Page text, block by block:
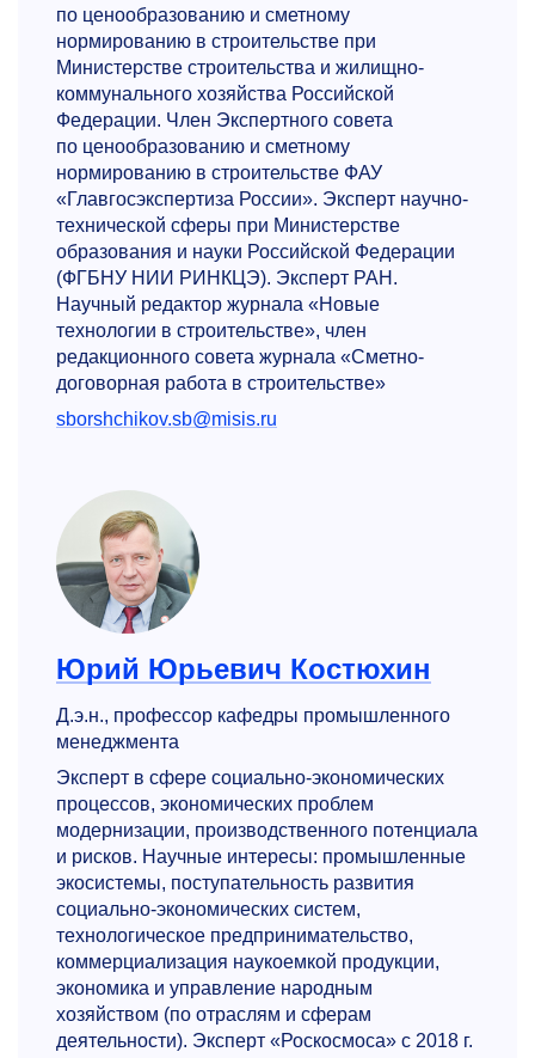
по ценообразованию и сметному
нормированию в строительстве при
Министерстве строительства и жилищно-
коммунального хозяйства Российской
Федерации. Член Экспертного совета
по ценообразованию и сметному
нормированию в строительстве ФАУ
«Главгосэкспертиза России». Эксперт научно-
технической сферы при Министерстве
образования и науки Российской Федерации
(ФГБНУ НИИ РИНКЦЭ). Эксперт РАН.
Научный редактор журнала «Новые
технологии в строительстве», член
редакционного совета журнала «Сметно-
договорная работа в строительстве»
sborshchikov.sb@misis.ru
Юрий Юрьевич Костюхин
Д.э.н., профессор кафедры промышленного
менеджмента
Эксперт в сфере социально-экономических
процессов, экономических проблем
модернизации, производственного потенциала
и рисков. Научные интересы: промышленные
экосистемы, поступательность развития
социально-экономических систем,
технологическое предпринимательство,
коммерциализация наукоемкой продукции,
экономика и управление народным
хозяйством (по отраслям и сферам
деятельности). Эксперт «Роскосмоса» с 2018 г.